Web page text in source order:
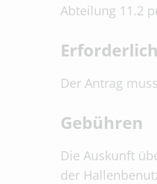
Abteilung 11.2
Der Antrag
Gebühren
Die Auskunft
der